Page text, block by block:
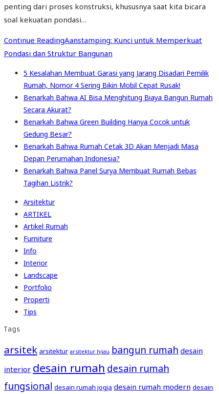
penting dari proses konstruksi, khususnya saat kita bicara
soal kekuatan pondasi…
Continue ReadingAanstamping: Kunci untuk Memperkuat
Pondasi dan Struktur Bangunan
5 Kesalahan Membuat Garasi yang Jarang Disadari Pemilik
Rumah, Nomor 4 Sering Bikin Mobil Cepat Rusak!
Benarkah Bahwa AI Bisa Menghitung Biaya Bangun Rumah
Secara Akurat?
Benarkah Bahwa Green Building Hanya Cocok untuk
Gedung Besar?
Benarkah Bahwa Rumah Cetak 3D Akan Menjadi Masa
Depan Perumahan Indonesia?
Benarkah Bahwa Panel Surya Membuat Rumah Bebas
Tagihan Listrik?
Arsitektur
ARTIKEL
Artikel Rumah
Furniture
Info
Interior
Landscape
Portfolio
Properti
Tips
Tags
arsitek arsitektur arsitektur hijau bangun rumah desain
interior desain rumah desain rumah
fungsional desain rumah jogja desain rumah modern desain